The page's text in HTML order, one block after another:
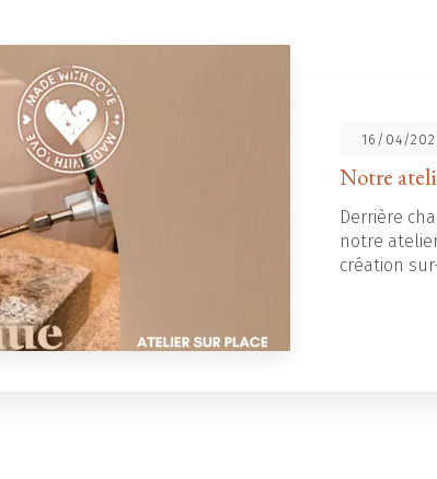
16/04/
Notre
Derrière
notre
création